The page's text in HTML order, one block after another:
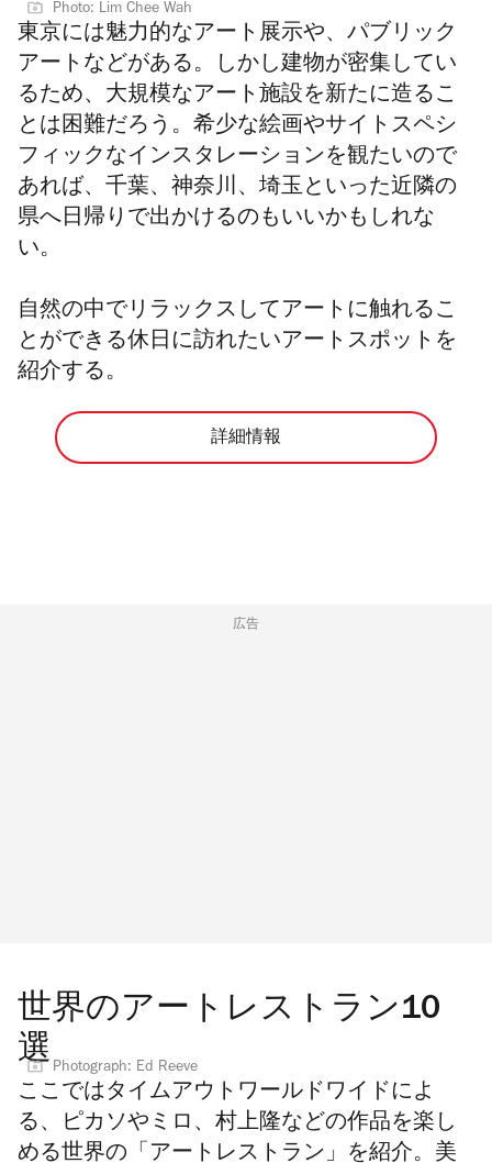
Photo: Lim Chee Wah
東京には魅力的なアート展示や、パブリック
アートなどがある。しかし建物が密集してい
るため、大規模なアート施設を新たに造るこ
とは困難だろう。希少な絵画やサイトスペシ
フィックなインスタレーションを観たいので
あれば、千葉、神奈川、埼玉といった近隣の
県へ日帰りで出かけるのもいいかもしれな
い。
自然の中でリラックスしてアートに触れるこ
とができる休日に訪れたいアートスポットを
紹介する。
詳細情報
広告
世界のアートレストラン10
選 Photograph: Ed Reeve
ここではタイムアウトワールドワイドによ
る、ピカソやミロ、村上隆などの作品を楽し
める世界の「アートレストラン」を紹介。美